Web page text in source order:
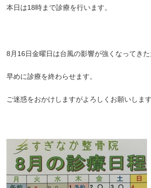
本日は18時まで診療を行います。
8月16日金曜日は台風の影響が強くなってきた
早めに診療を終わらせます。
ご迷惑をおかけしますがよろしくお願いします